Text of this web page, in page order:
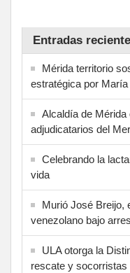
Entradas
Mérida territorio
estratégica por
Alcaldía de
adjudicatarios del
Celebrando la
vida
Murió José Breijo,
venezolano bajo
ULA otorga la
rescate y socorristas